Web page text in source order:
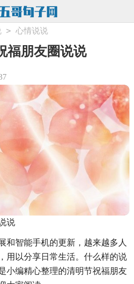
> 心情说说
福朋友圈说说
说
和智能手机的更新，越来越多人
用以分享日常生活。什么样的说
小编精心整理的清明节祝福朋友